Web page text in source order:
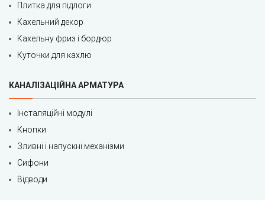
Плитка для підлоги
Кахельний декор
Кахельну фриз і бордюр
Куточки для кахлю
КАНАЛІЗАЦІЙНА АРМАТУРА
Інсталяційні модулі
Кнопки
Зливні і напускні механізми
Сифони
Відводи